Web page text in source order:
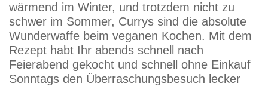
wärmend im Winter, und trotzdem nicht zu
schwer im Sommer, Currys sind die absolute
Wunderwaffe beim veganen Kochen. Mit dem
Rezept habt Ihr abends schnell nach
Feierabend gekocht und schnell ohne Einkauf
Sonntags den Überraschungsbesuch lecker